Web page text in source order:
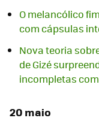
O melancólico
com cápsulas
Nova teoria
de Gizé
incompletas
20 maio